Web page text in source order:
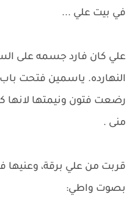
في بيت علي ...
علي كان فارد جسمه على
النهارده. ياسمين فتحت
رضعت فتون ونيمتها لانها
منى .
قربت من علي برقة، وعنيها
بصوت واطي: